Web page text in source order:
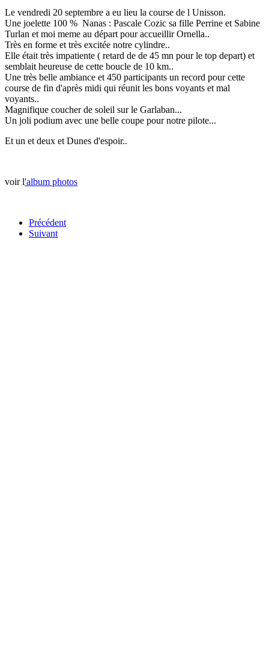
Le vendredi 20 septembre a eu lieu la course de l Unisson.
Une joelette 100 % Nanas : Pascale Cozic sa fille Perrine et Sabine
Turlan et moi meme au départ pour accueillir Ornella..
Très en forme et très excitée notre cylindre..
Elle était très impatiente ( retard de de 45 mn pour le top depart) et
semblait heureuse de cette boucle de 10 km..
Une très belle ambiance et 450 participants un record pour cette
course de fin d'après midi qui réunit les bons voyants et mal
voyants..
Magnifique coucher de soleil sur le Garlaban...
Un joli podium avec une belle coupe pour notre pilote...
Et un et deux et Dunes d'espoir..
voir l'album photos
Précédent
Suivant